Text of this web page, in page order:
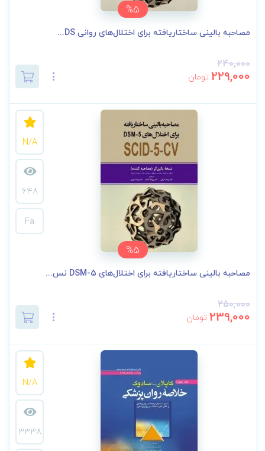
%5
مصاحبه بالینی ساختاریافته برای اختلال‌های روانی DS...
240,000
229,000 تومان
%5
N/A
648
Fa
مصاحبه بالینی ساختاریافته برای اختلال‌های DSM-5 نس...
250,000
239,000 تومان
N/A
3338